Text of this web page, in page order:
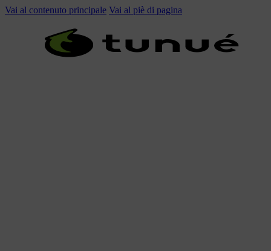
Vai al contenuto principale Vai al piè di pagina